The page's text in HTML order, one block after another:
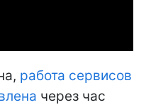
работа сервисов
через час